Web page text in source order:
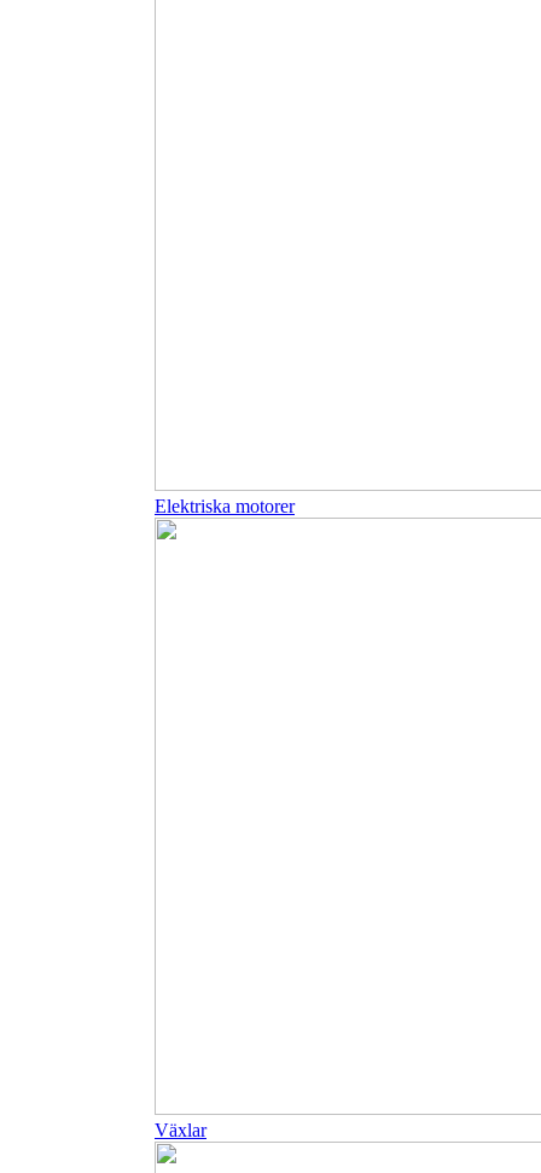
Elektriska motorer
Växlar